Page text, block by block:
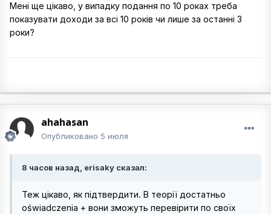
Мені ще цікаво, у випадку подання по 10 роках треба
показувати доходи за всі 10 років чи лише за останні 3
роки?
ahahasan
Опубликовано 5 июля
8 часов назад, erisaky сказал:
Теж цікаво, як підтвердити. В теорії достатньо
oświadczenia + вони зможуть перевірити по своїх